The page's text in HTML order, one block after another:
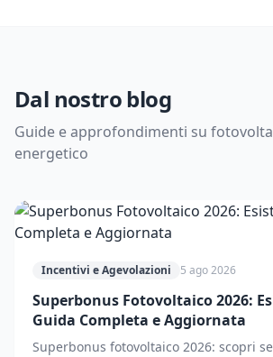
Dal nostro blog
Guide e approfondimenti su
energetico
Incentivi e Agevolazioni 5 ago 2026
Superbonus Fotovoltaico 2026:
Guida Completa e Aggiornata
Superbonus fotovoltaico 2026: scopri